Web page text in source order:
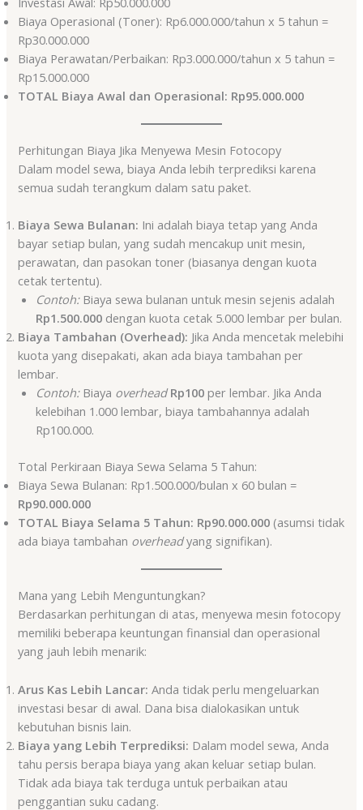
Biaya Operasional (Toner): Rp6.000.000/tahun x 5 tahun =
Rp30.000.000
Biaya Perawatan/Perbaikan: Rp3.000.000/tahun x 5 tahun =
Rp15.000.000
TOTAL Biaya Awal dan Operasional: Rp95.000.000
Perhitungan Biaya Jika Menyewa Mesin Fotocopy
Dalam model sewa, biaya Anda lebih terprediksi karena
semua sudah terangkum dalam satu paket.
Biaya Sewa Bulanan: Ini adalah biaya tetap yang Anda
bayar setiap bulan, yang sudah mencakup unit mesin,
perawatan, dan pasokan toner (biasanya dengan kuota
cetak tertentu).
Contoh:Biaya sewa bulanan untuk mesin sejenis adalah
Rp1.500.000 dengan kuota cetak 5.000 lembar per bulan.
Biaya Tambahan (Overhead): Jika Anda mencetak melebihi
kuota yang disepakati, akan ada biaya tambahan per
lembar.
Contoh:Biaya overhead Rp100 per lembar. Jika Anda
kelebihan 1.000 lembar, biaya tambahannya adalah
Rp100.000.
Total Perkiraan Biaya Sewa Selama 5 Tahun:
Biaya Sewa Bulanan: Rp1.500.000/bulan x 60 bulan =
Rp90.000.000
TOTAL Biaya Selama 5 Tahun: Rp90.000.000 (asumsi tidak
ada biaya tambahan overheadyang signifikan).
Mana yang Lebih Menguntungkan?
Berdasarkan perhitungan di atas, menyewa mesin fotocopy
memiliki beberapa keuntungan finansial dan operasional
yang jauh lebih menarik:
Arus Kas Lebih Lancar: Anda tidak perlu mengeluarkan
investasi besar di awal. Dana bisa dialokasikan untuk
kebutuhan bisnis lain.
Biaya yang Lebih Terprediksi: Dalam model sewa, Anda
tahu persis berapa biaya yang akan keluar setiap bulan.
Tidak ada biaya tak terduga untuk perbaikan atau
penggantian suku cadang.